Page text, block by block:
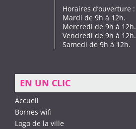
Horaires d’ouverture :
Mardi de 9h à 12h.
Mercredi de 9h à 12h.
Vendredi de 9h à 12h.
Samedi de 9h à 12h.
EN UN CLIC
Accueil
Bornes wifi
Logo de la ville